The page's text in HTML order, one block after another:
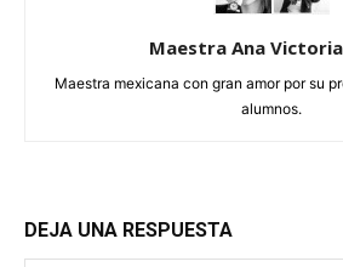
Maestra Ana Victoria
Maestra mexicana con gran amor por su
alumnos.
DEJA UNA RESPUESTA